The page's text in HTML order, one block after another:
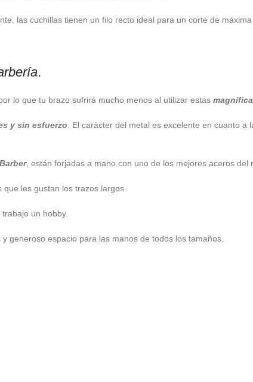
las cuchillas tienen un filo recto ideal para un corte de máxima
.
lo que tu brazo sufrirá mucho menos al utilizar estas
y sin esfuerzo . El carácter del metal es excelente en cuanto a
, están forjadas a mano con uno de los mejores aceros del
les gustan los trazos largos.
un hobby.
generoso espacio para las manos de todos los tamaños.